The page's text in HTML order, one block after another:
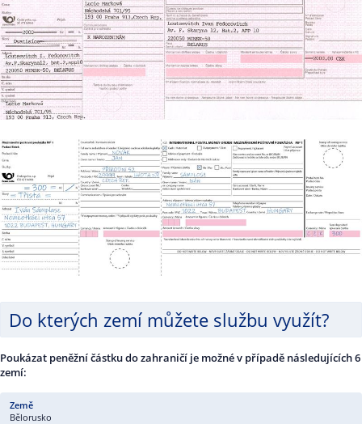
Do kterých zemí můžete službu využít?
Poukázat peněžní částku do zahraničí je možné v případě následujících 6
zemí:
Bělorusko